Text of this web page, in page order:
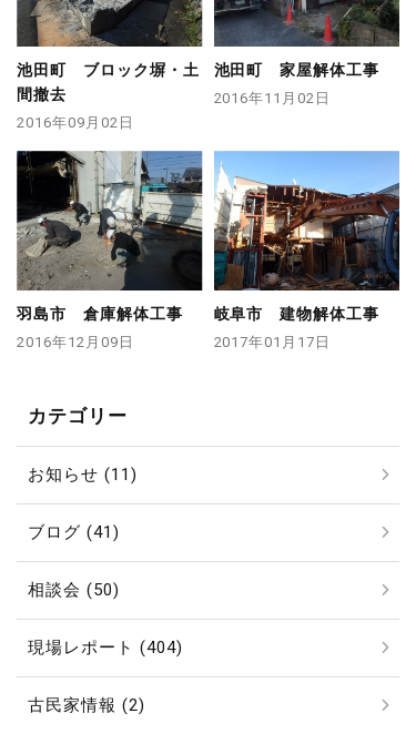
池田町 ブロック塀・土
間撤去
2016年09月02日
池田町 家屋解体工事
2016年11月02日
羽島市 倉庫解体工事
2016年12月09日
岐阜市 建物解体工事
2017年01月17日
カテゴリー
お知らせ (11)
ブログ (41)
相談会 (50)
現場レポート (404)
古民家情報 (2)